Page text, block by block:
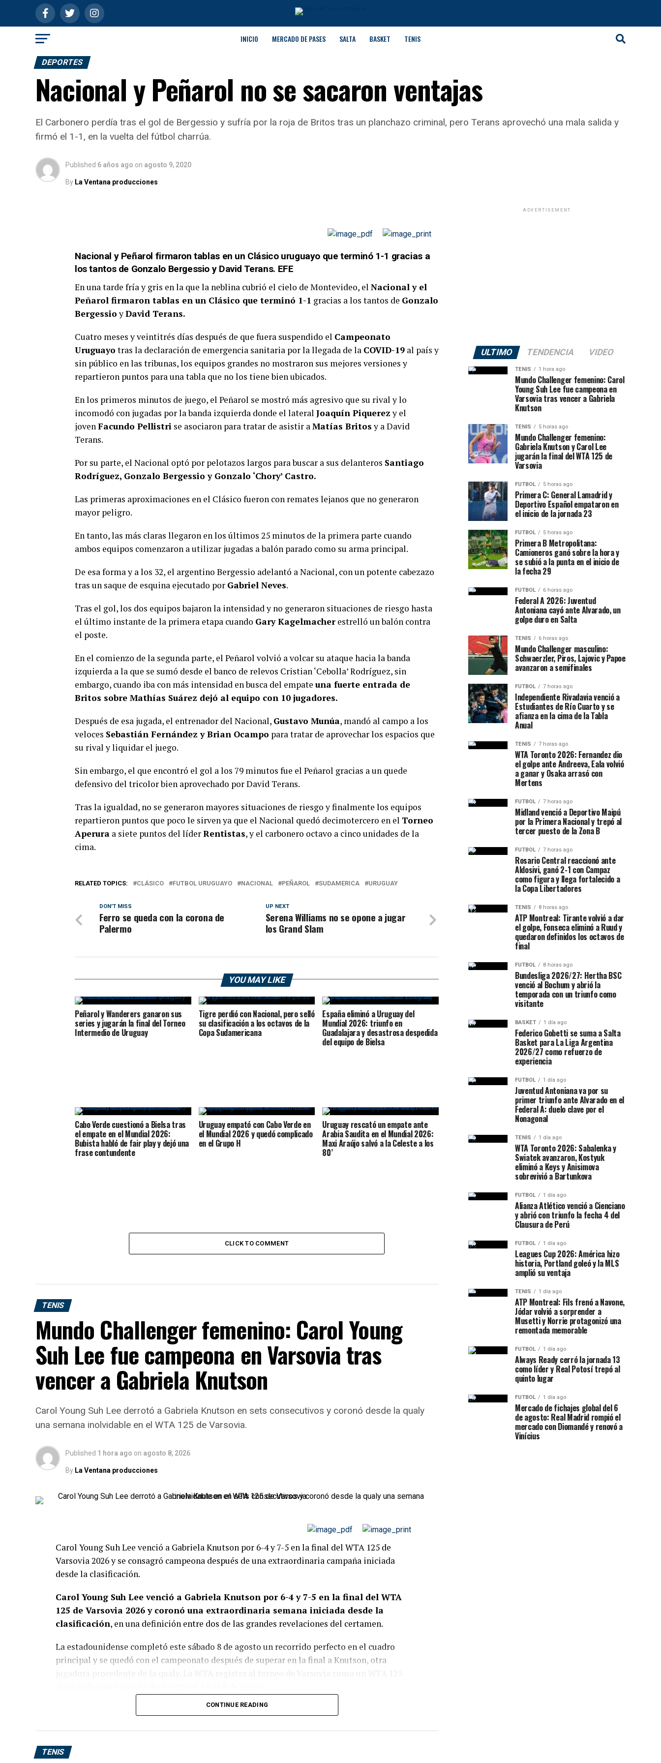
INICIO MERCADO DE PASES SALTA BASKET TENIS
DEPORTES
Nacional y Peñarol no se sacaron ventajas
El Carbonero perdía tras el gol de Bergessio y sufría por la roja de Britos tras un planchazo criminal, pero Terans aprovechó una mala salida y
firmó el 1-1, en la vuelta del fútbol charrúa.
Published 6 años ago on agosto 9, 2020
By La Ventana producciones
Nacional y Peñarol firmaron tablas en un Clásico uruguayo que terminó 1-1 gracias a
los tantos de Gonzalo Bergessio y David Terans. EFE
En una tarde fría y gris en la que la neblina cubrió el cielo de Montevideo, el Nacional y el
Peñarol firmaron tablas en un Clásico que terminó 1-1 gracias a los tantos de Gonzalo
BergessioyDavid Terans.
Cuatro meses y veintitrés días después de que fuera suspendido el Campeonato
Uruguayo tras la declaración de emergencia sanitaria por la llegada de la COVID-19 al país y
sin público en las tribunas, los equipos grandes no mostraron sus mejores versiones y
repartieron puntos para una tabla que no los tiene bien ubicados.
En los primeros minutos de juego, el Peñarol se mostró más agresivo que su rival y lo
incomodó con jugadas por la banda izquierda donde el lateral Joaquín Piquerezy el
jovenFacundo Pellistri se asociaron para tratar de asistir aMatías Britosy a David
Terans.
Por su parte, el Nacional optó por pelotazos largos para buscar a sus delanteros Santiago
Rodríguez, Gonzalo Bergessio y Gonzalo ‘Chory’ Castro.
Las primeras aproximaciones en el Clásico fueron con remates lejanos que no generaron
mayor peligro.
En tanto, las más claras llegaron en los últimos 25 minutos de la primera parte cuando
ambos equipos comenzaron a utilizar jugadas a balón parado como su arma principal.
De esa forma y a los 32, el argentino Bergessio adelantó a Nacional, con un potente cabezazo
tras un saque de esquina ejecutado por Gabriel Neves.
Tras el gol, los dos equipos bajaron la intensidad y no generaron situaciones de riesgo hasta
el último instante de la primera etapa cuando Gary Kagelmacherestrelló un balón contra
el poste.
En el comienzo de la segunda parte, el Peñarol volvió a volcar su ataque hacia la banda
izquierda a la que se sumó desde el banco de relevos Cristian ‘Cebolla’ Rodríguez, sin
embargo, cuando iba con más intensidad en busca del empate una fuerte entrada de
Britos sobre Mathías Suárez dejó al equipo con 10 jugadores.
Después de esa jugada, el entrenador del Nacional, Gustavo Munúa, mandó al campo a los
veloces Sebastián Fernández y Brian Ocampo para tratar de aprovechar los espacios que
su rival y liquidar el juego.
Sin embargo, el que encontró el gol a los 79 minutos fue el Peñarol gracias a un quede
defensivo del tricolor bien aprovechado por David Terans.
Tras la igualdad, no se generaron mayores situaciones de riesgo y finalmente los equipos
repartieron puntos que poco le sirven ya que el Nacional quedó decimotercero en el Torneo
Aperura a siete puntos del líderRentistas, y el carbonero octavo a cinco unidades de la
cima.
RELATED TOPICS: CLÁSICO FUTBOL URUGUAYO NACIONAL PEÑAROL SUDAMERICA URUGUAY
UP NEXT
Serena Williams no se opone a jugar
los Grand Slam
DON'T MISS
Ferro se queda con la corona de
Palermo
YOU MAY LIKE
Peñarol y Wanderers ganaron sus
series y jugarán la final del Torneo
Intermedio de Uruguay
Tigre perdió con Nacional, pero selló
su clasificación a los octavos de la
Copa Sudamericana
España eliminó a Uruguay del
Mundial 2026: triunfo en
Guadalajara y desastrosa despedida
del equipo de Bielsa
Cabo Verde cuestionó a Bielsa tras
el empate en el Mundial 2026:
Bubista habló de fair play y dejó una
frase contundente
Uruguay empató con Cabo Verde en
el Mundial 2026 y quedó complicado
en el Grupo H
Uruguay rescató un empate ante
Arabia Saudita en el Mundial 2026:
Maxi Araújo salvó a la Celeste a los
80’
CLICK TO COMMENT
TENIS
Mundo Challenger femenino: Carol Young
Suh Lee fue campeona en Varsovia tras
vencer a Gabriela Knutson
Carol Young Suh Lee derrotó a Gabriela Knutson en sets consecutivos y coronó desde la qualy
una semana inolvidable en el WTA 125 de Varsovia.
Published 1 hora ago on agosto 8, 2026
By La Ventana producciones
Carol Young Suh Lee venció a Gabriela Knutson por 6-4 y 7-5 en la final del WTA 125 de
Varsovia 2026 y se consagró campeona después de una extraordinaria campaña iniciada
desde la clasificación.
Carol Young Suh Lee venció a Gabriela Knutson por 6-4 y 7-5 en la final del WTA
125 de Varsovia 2026 y coronó una extraordinaria semana iniciada desde la
clasificación, en una definición entre dos de las grandes revelaciones del certamen.
La estadounidense completó este sábado 8 de agosto un recorrido perfecto en el cuadro
principal y se quedó con el campeonato después de superar en la final a Knutson, otra
Carol Lee se quedó con una final muy equilibrada
La definición comenzó con una paridad acorde al rendimiento que ambas habían mostrado
durante toda la semana.
una diferencia mínima frente a una Knutson que había llegado a la final sin perder parciales
CONTINUE READING
TENIS
ADVERTISEMENT
ULTIMO TENDENCIA VIDEO
TENIS 1 hora ago
Mundo Challenger femenino: Carol
Young Suh Lee fue campeona en
Varsovia tras vencer a Gabriela
Knutson
TENIS 5 horas ago
Mundo Challenger femenino:
Gabriela Knutson y Carol Lee
jugarán la final del WTA 125 de
Varsovia
FUTBOL 5 horas ago
Primera C: General Lamadrid y
Deportivo Español empataron en
el inicio de la jornada 23
FUTBOL 5 horas ago
Primera B Metropolitana:
Camioneros ganó sobre la hora y
se subió a la punta en el inicio de
la fecha 29
FUTBOL 6 horas ago
Federal A 2026: Juventud
Antoniana cayó ante Alvarado, un
golpe duro en Salta
TENIS 6 horas ago
Mundo Challenger masculino:
Schwaerzler, Piros, Lajovic y Papoe
avanzaron a semifinales
FUTBOL 7 horas ago
Independiente Rivadavia venció a
Estudiantes de Río Cuarto y se
afianza en la cima de la Tabla
Anual
TENIS 7 horas ago
WTA Toronto 2026: Fernandez dio
el golpe ante Andreeva, Eala volvió
a ganar y Osaka arrasó con
Mertens
FUTBOL 7 horas ago
Midland venció a Deportivo Maipú
por la Primera Nacional y trepó al
tercer puesto de la Zona B
FUTBOL 7 horas ago
Rosario Central reaccionó ante
Aldosivi, ganó 2-1 con Campaz
como figura y llega fortalecido a
la Copa Libertadores
TENIS 8 horas ago
ATP Montreal: Tirante volvió a dar
el golpe, Fonseca eliminó a Ruud y
quedaron definidos los octavos de
final
FUTBOL 8 horas ago
Bundesliga 2026/27: Hertha BSC
venció al Bochum y abrió la
temporada con un triunfo como
visitante
BASKET 1 día ago
Federico Gobetti se suma a Salta
Basket para La Liga Argentina
2026/27 como refuerzo de
experiencia
FUTBOL 1 día ago
Juventud Antoniana va por su
primer triunfo ante Alvarado en el
Federal A: duelo clave por el
Nonagonal
TENIS 1 día ago
WTA Toronto 2026: Sabalenka y
Swiatek avanzaron, Kostyuk
eliminó a Keys y Anisimova
sobrevivió a Bartunkova
FUTBOL 1 día ago
Alianza Atlético venció a Cienciano
y abrió con triunfo la fecha 4 del
Clausura de Perú
FUTBOL 1 día ago
Leagues Cup 2026: América hizo
historia, Portland goleó y la MLS
amplió su ventaja
TENIS 1 día ago
ATP Montreal: Fils frenó a Navone,
Jódar volvió a sorprender a
Musetti y Norrie protagonizó una
remontada memorable
FUTBOL 1 día ago
Always Ready cerró la jornada 13
como líder y Real Potosí trepó al
quinto lugar
FUTBOL 1 día ago
Mercado de fichajes global del 6
de agosto: Real Madrid rompió el
mercado con Diomandé y renovó a
Vinícius